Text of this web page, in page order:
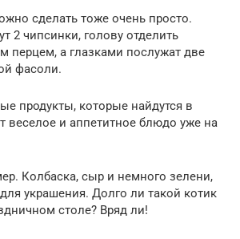
сделать тоже очень просто.
2 чипсинки, голову отделить
перцем, а глазками послужат две
фасоли.
продукты, которые найдутся в
веселое и аппетитное блюдо уже на
Колбаска, сыр и немного зелени,
украшения. Долго ли такой котик
столе? Вряд ли!